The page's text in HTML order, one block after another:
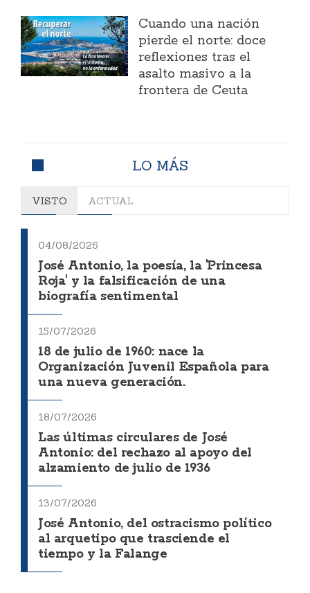
Cuando una nación
pierde el norte: doce
reflexiones tras el
asalto masivo a la
frontera de Ceuta
LO MÁS
VISTO ACTUAL
04/08/2026
José Antonio, la poesía, la 'Princesa
Roja' y la falsificación de una
biografía sentimental
15/07/2026
18 de julio de 1960: nace la
Organización Juvenil Española para
una nueva generación.
18/07/2026
Las últimas circulares de José
Antonio: del rechazo al apoyo del
alzamiento de julio de 1936
13/07/2026
José Antonio, del ostracismo político
al arquetipo que trasciende el
tiempo y la Falange